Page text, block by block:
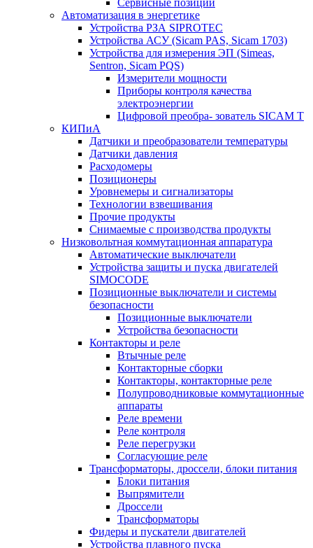
Сервисные позиции
Автоматизация в энергетике
Устройства РЗА SIPROTEC
Устройства АСУ (Sicam PAS, Sicam 1703)
Устройства для измерения ЭП (Simeas,
Sentron, Sicam PQS)
Измерители мощности
Приборы контроля качества
электроэнергии
Цифровой преобра- зователь SICAM T
КИПиА
Датчики и преобразователи температуры
Датчики давления
Расходомеры
Позиционеры
Уровнемеры и сигнализаторы
Технологии взвешивания
Прочие продукты
Снимаемые с производства продукты
Низковольтная коммутационная аппаратура
Автоматические выключатели
Устройства защиты и пуска двигателей
SIMOCODE
Позиционные выключатели и системы
безопасности
Позиционные выключатели
Устройства безопасности
Контакторы и реле
Втычные реле
Контакторные сборки
Контакторы, контакторные реле
Полупроводниковые коммутационные
аппараты
Реле времени
Реле контроля
Реле перегрузки
Согласующие реле
Трансформаторы, дроссели, блоки питания
Блоки питания
Выпрямители
Дроссели
Трансформаторы
Фидеры и пускатели двигателей
Устройства плавного пуска